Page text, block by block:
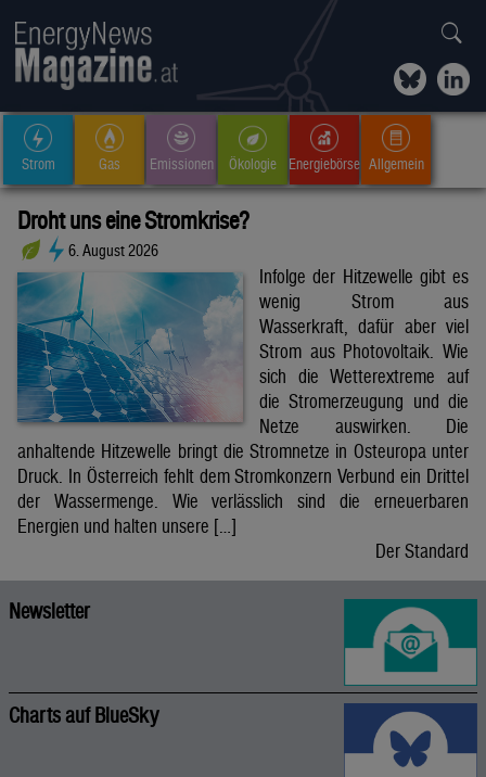
Strom Gas Emissionen Ökologie Energiebörse Allgemein
Droht uns eine Stromkrise?
6. August 2026
Infolge der Hitzewelle gibt es
wenig Strom aus
Wasserkraft, dafür aber viel
Strom aus Photovoltaik. Wie
sich die Wetterextreme auf
die Stromerzeugung und die
Netze auswirken. Die
anhaltende Hitzewelle bringt die Stromnetze in Osteuropa unter
Druck. In Österreich fehlt dem Stromkonzern Verbund ein Drittel
der Wassermenge. Wie verlässlich sind die erneuerbaren
Energien und halten unsere […]
Der Standard
Newsletter
Charts auf BlueSky